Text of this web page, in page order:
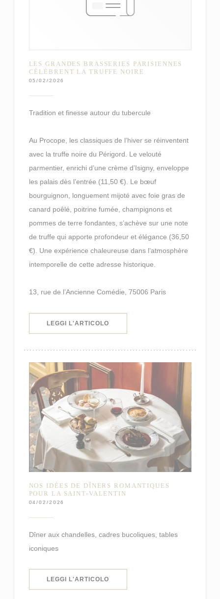
LES GRANDES BRASSERIES PARISIENNES
CÉLÈBRENT LA TRUFFE NOIRE
05/02/2026
Tradition et finesse autour du tubercule
Au Procope, les classiques de l’hiver se réinventent
avec la truffe noire du Périgord. Le velouté
parmentier, enrichi d’une crème d’Isigny, enveloppe
les palais dès l’entrée (11,50 €). Le bœuf
bourguignon, longuement mijoté avec foie gras de
canard poêlé, poitrine fumée, champignons et
pommes de terre fondantes, s’achève sur une note
de truffe qui apporte profondeur et élégance (36,50
€). Une expérience chaleureuse dans l’atmosphère
intemporelle de cette adresse historique.
13, rue de l’Ancienne Comédie, 75006 Paris
LEGGI L'ARTICOLO
NOS IDÉES DE DÎNERS ROMANTIQUES
POUR LA SAINT-VALENTIN
04/02/2026
Dîner aux chandelles, cadres bucoliques, tables
iconiques
LEGGI L'ARTICOLO